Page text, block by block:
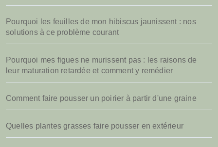
Pourquoi les feuilles de mon hibiscus jaunissent : nos
solutions à ce problème courant
Pourquoi mes figues ne murissent pas : les raisons de
leur maturation retardée et comment y remédier
Comment faire pousser un poirier à partir d'une graine
Quelles plantes grasses faire pousser en extérieur